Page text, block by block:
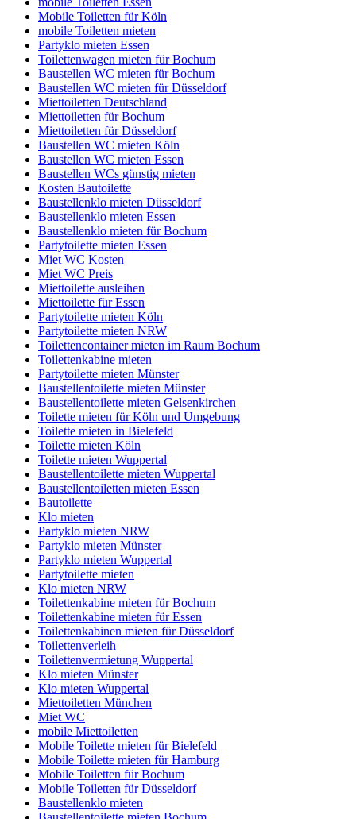
Mobile Toiletten für Köln
mobile Toiletten mieten
Partyklo mieten Essen
Toilettenwagen mieten für Bochum
Baustellen WC mieten für Bochum
Baustellen WC mieten für Düsseldorf
Miettoiletten Deutschland
Miettoiletten für Bochum
Miettoiletten für Düsseldorf
Baustellen WC mieten Köln
Baustellen WC mieten Essen
Baustellen WCs günstig mieten
Kosten Bautoilette
Baustellenklo mieten Düsseldorf
Baustellenklo mieten Essen
Baustellenklo mieten für Bochum
Partytoilette mieten Essen
Miet WC Kosten
Miet WC Preis
Miettoilette ausleihen
Miettoilette für Essen
Partytoilette mieten Köln
Partytoilette mieten NRW
Toilettencontainer mieten im Raum Bochum
Toilettenkabine mieten
Partytoilette mieten Münster
Baustellentoilette mieten Münster
Baustellentoilette mieten Gelsenkirchen
Toilette mieten für Köln und Umgebung
Toilette mieten in Bielefeld
Toilette mieten Köln
Toilette mieten Wuppertal
Baustellentoilette mieten Wuppertal
Baustellentoiletten mieten Essen
Bautoilette
Klo mieten
Partyklo mieten NRW
Partyklo mieten Münster
Partyklo mieten Wuppertal
Partytoilette mieten
Klo mieten NRW
Toilettenkabine mieten für Bochum
Toilettenkabine mieten für Essen
Toilettenkabinen mieten für Düsseldorf
Toilettenverleih
Toilettenvermietung Wuppertal
Klo mieten Münster
Klo mieten Wuppertal
Miettoiletten München
Miet WC
mobile Miettoiletten
Mobile Toilette mieten für Bielefeld
Mobile Toilette mieten für Hamburg
Mobile Toiletten für Bochum
Mobile Toiletten für Düsseldorf
Baustellenklo mieten